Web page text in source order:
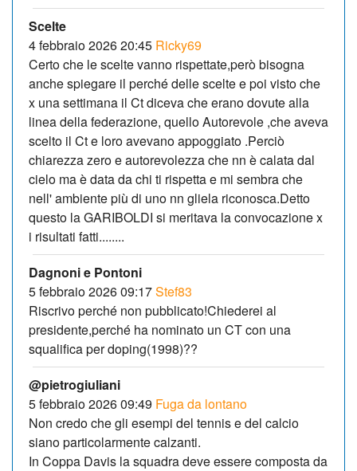
Scelte
4 febbraio 2026 20:45 Ricky69
Certo che le scelte vanno rispettate,però bisogna
anche spiegare il perché delle scelte e poi visto che
x una settimana il Ct diceva che erano dovute alla
linea della federazione, quello Autorevole ,che aveva
scelto il Ct e loro avevano appoggiato .Perciò
chiarezza zero e autorevolezza che nn è calata dal
cielo ma è data da chi ti rispetta e mi sembra che
nell' ambiente più di uno nn gliela riconosca.Detto
questo la GARIBOLDI si meritava la convocazione x
i risultati fatti........
Dagnoni e Pontoni
5 febbraio 2026 09:17Stef83
Riscrivo perché non pubblicato!Chiederei al
presidente,perché ha nominato un CT con una
squalifica per doping(1998)??
@pietrogiuliani
5 febbraio 2026 09:49 Fuga da lontano
Non credo che gli esempi del tennis e del calcio
siano particolarmente calzanti.
In Coppa Davis la squadra deve essere composta da